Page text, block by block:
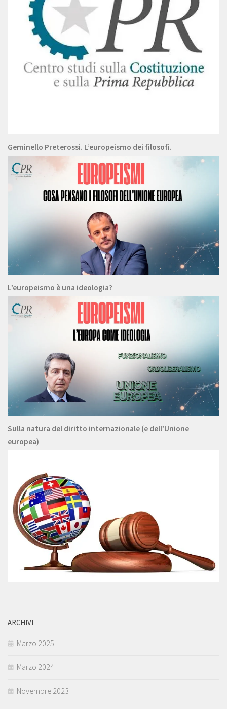
Geminello Preterossi. L’europeismo dei filosofi.
L’europeismo è una ideologia?
Sulla natura del diritto internazionale (e dell’Unione
europea)
ARCHIVI
Marzo 2025
Marzo 2024
Novembre 2023